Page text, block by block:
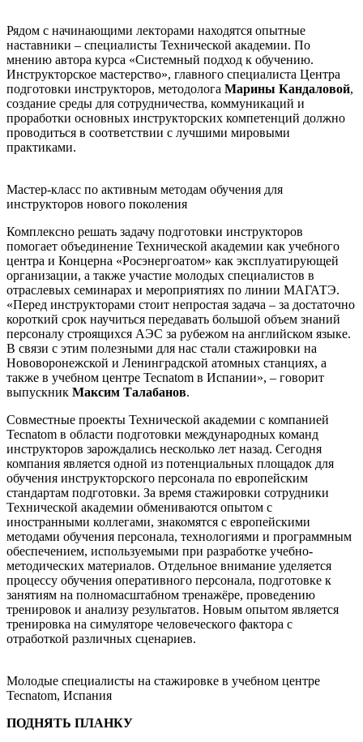
Рядом с начинающими лекторами находятся опытные
наставники – специалисты Технической академии. По
мнению автора курса «Системный подход к обучению.
Инструкторское мастерство», главного специалиста Центра
подготовки инструкторов, методолога Марины Кандаловой,
создание среды для сотрудничества, коммуникаций и
проработки основных инструкторских компетенций должно
проводиться в соответствии с лучшими мировыми
практиками.
Мастер-класс по активным методам обучения для
инструкторов нового поколения
Комплексно решать задачу подготовки инструкторов
помогает объединение Технической академии как учебного
центра и Концерна «Росэнергоатом» как эксплуатирующей
организации, а также участие молодых специалистов в
отраслевых семинарах и мероприятиях по линии МАГАТЭ.
«Перед инструкторами стоит непростая задача – за достаточно
короткий срок научиться передавать большой объем знаний
персоналу строящихся АЭС за рубежом на английском языке.
В связи с этим полезными для нас стали стажировки на
Нововоронежской и Ленинградской атомных станциях, а
также в учебном центре Tecnatom в Испании», – говорит
выпускник Максим Талабанов.
Совместные проекты Технической академии с компанией
Tecnatom в области подготовки международных команд
инструкторов зарождались несколько лет назад. Сегодня
компания является одной из потенциальных площадок для
обучения инструкторского персонала по европейским
стандартам подготовки. За время стажировки сотрудники
Технической академии обмениваются опытом с
иностранными коллегами, знакомятся с европейскими
методами обучения персонала, технологиями и программным
обеспечением, используемыми при разработке учебно-
методических материалов. Отдельное внимание уделяется
процессу обучения оперативного персонала, подготовке к
занятиям на полномасштабном тренажёре, проведению
тренировок и анализу результатов. Новым опытом является
тренировка на симуляторе человеческого фактора с
отработкой различных сценариев.
Молодые специалисты на стажировке в учебном центре
Tecnatom, Испания
ПОДНЯТЬ ПЛАНКУ